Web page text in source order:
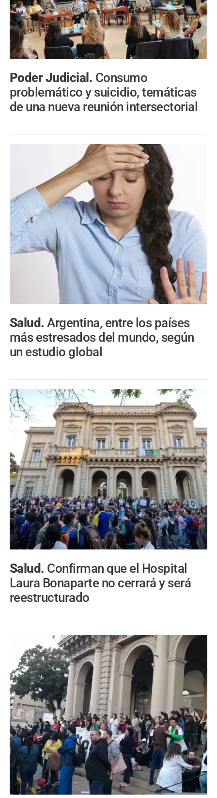
Poder Judicial. Consumo
problemático y suicidio, temáticas
de una nueva reunión intersectorial
Salud.Argentina, entre los países
más estresados del mundo, según
un estudio global
Salud. Confirman que el Hospital
Laura Bonaparte no cerrará y será
reestructurado